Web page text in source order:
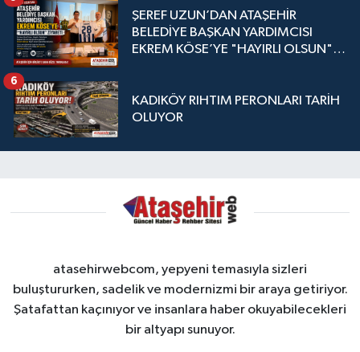
ŞEREF UZUN’DAN ATAŞEHİR
BELEDİYE BAŞKAN YARDIMCISI
EKREM KÖSE’YE "HAYIRLI OLSUN"
KADIKÖY RIHTIM PERONLARI TARİH
OLUYOR
6
atasehirwebcom, yepyeni temasıyla sizleri
buluştururken, sadelik ve modernizmi bir araya getiriyor.
Şatafattan kaçınıyor ve insanlara haber okuyabilecekleri
bir altyapı sunuyor.